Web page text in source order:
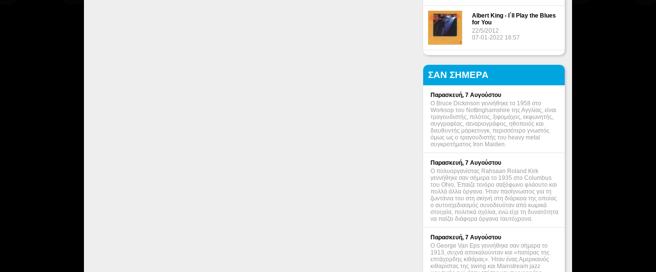
Albert King - I΄ll Play the Blues
for You
22/5/2012
07-01-2022 16:57
ΣΑΝ ΣΗΜΕΡΑ
Παρασκευή, 7 Αυγούστου
Ο Bruce Dickinson γεννήθηκε το 1958 στο
Worksop του Nottinghamshire της Αγγλίας, είναι
τραγουδιστής, πιλότος, ξιφομάχος, εκφωνητής,
συγγραφέας, σεναριογράφος, ηθοποιός και
διευθυντής μάρκετινγκ, περισσότερο γνωστός
όμως ως ο τραγουδιστής του heavy metal
συγκροτήματος Iron Maiden.
Παρασκευή, 7 Αυγούστου
Ο πολυοργανίστας Rahsaan Roland Kirk
γεννήθηκε σαν σήμερα το 1935 στο Columbus
του Ohio, Έπαιζε τενόρο σαξόφωνο φλάουτο και
πολλά άλλα όργανα. Ήταν πασίγνωστος για τη
ζωντάνια του στη σκηνή στη διάρκεια της οποίας
ο αυτοσχεδιασμός συνοδευόταν από κωμικά
στοιχεία, πολιτικά σχόλια, ενώ είχε τη δυνατότητα
να παίζει διάφορα όργανα ταυτόχρονα.
Παρασκευή, 7 Αυγούστου
Ο George Van Eps γεννήθηκε σαν σήμερα το
1913, συχνά αποκαλούνταν και «πατέρας της
επτάχορδης κιθάρας». Ήταν ένας Αμερικανός
κιθαρίστας της swing και Mainstream jazz